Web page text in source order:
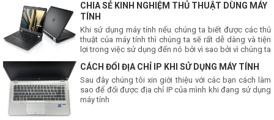
CHIA SẺ KINH NGHIỆM THỦ THUẬT DÙNG MÁY
TÍNH
Khi sử dụng máy tính nếu chúng ta biết được các thủ
thuật của máy tính thì chúng ta sẽ rất dễ dàng và tiện
lợi trong việc sử dụng đến nó bởi vì sao bởi vì chúng ta
sẽ có được nhưng điều thú vị và dùng
CÁCH ĐỔI ĐỊA CHỈ IP KHI SỬ DỤNG MÁY TÍNH
Sau đây chúng tôi xin giới thiệu với các bạn cách làm
sao để đổi được địa chỉ IP của mình khi đang sử dụng
máy tính